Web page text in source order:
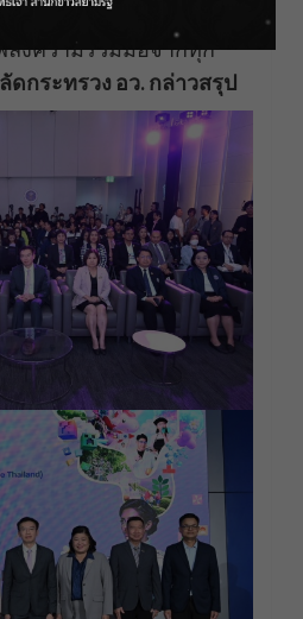
และร่วมกันสร้างอนาคต
ลังความร่วมมือจากทุก
ดกระทรวง อว. กล่าวสรุป